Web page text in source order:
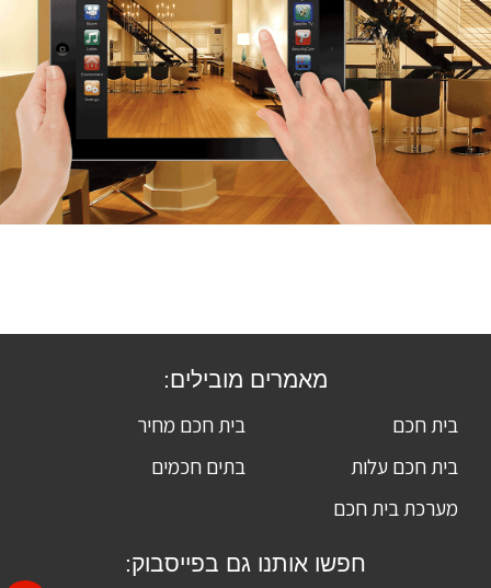
מאמרים מובילים:
בית חכם
בית חכם מחיר
בית חכם עלות
בתים חכמים
מערכת בית חכם
חפשו אותנו גם בפייסבוק: